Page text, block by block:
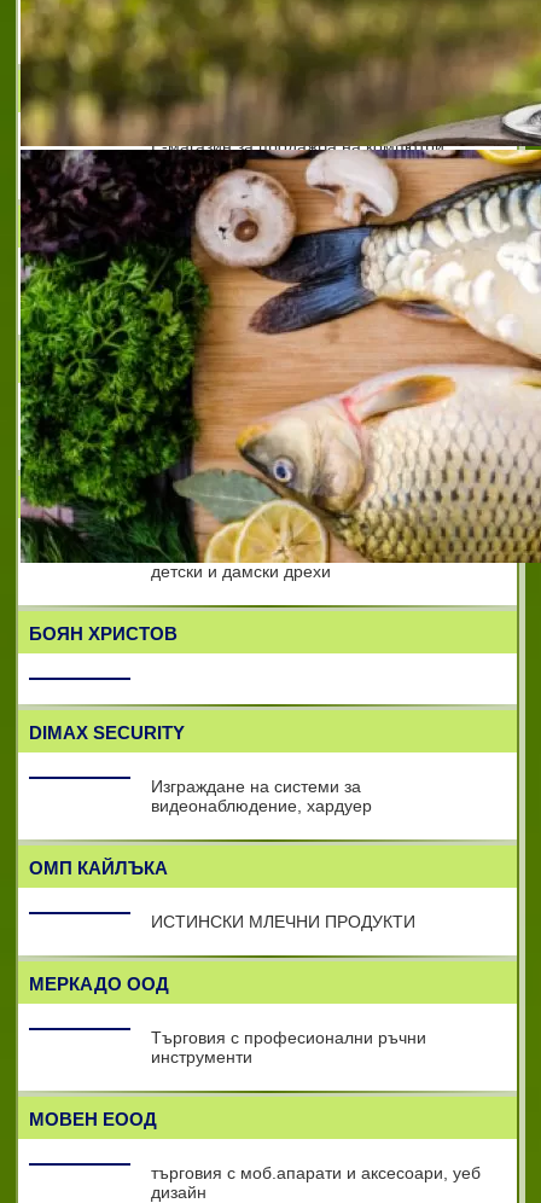
изработваща алуминиеви отливки плевен
фирма
производител на алуминиеви детайли плевен
VIKI-M COMPUTERS
Е-магазин за продажба на компютри,
периферия, консумативи
SYSTEX.BG
Създай онлайн колекция за магазина си и
ние ще ви я доставим
INSTYLE MP3 PLAYERS
Електронен магазин InStyle за MP3 and
MP4 Players
МАГАЗИН ЗА НАС
Електронен магазин за маркови бебешки,
детски и дамски дрехи
БОЯН ХРИСТОВ
DIMAX SECURITY
Изграждане на системи за
видеонаблюдение, хардуер
ОМП КАЙЛЪКА
ИСТИНСКИ МЛЕЧНИ ПРОДУКТИ
МЕРКАДО ООД
Търговия с професионални ръчни
инструменти
МОВЕН ЕООД
търговия с моб.апарати и аксесоари, уеб
дизайн